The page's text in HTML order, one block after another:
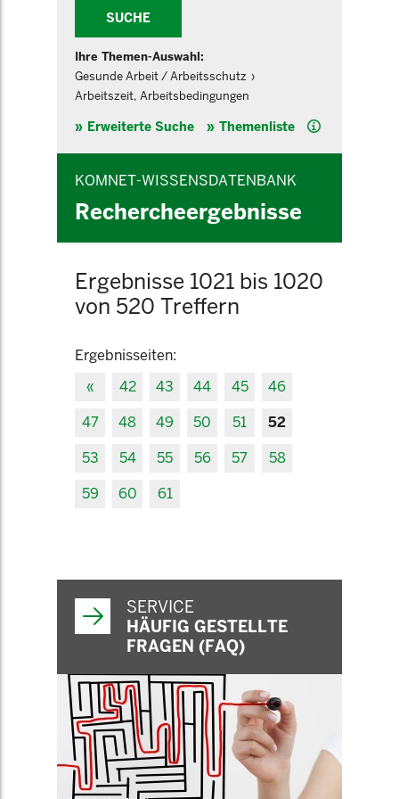
SUCHE
Ihre Themen-Auswahl:
Gesunde Arbeit / Arbeitsschutz
Arbeitszeit, Arbeitsbedingungen
Erweiterte Suche Themenliste Hilfe
KOMNET-WISSENSDATENBANK
Rechercheergebnisse
Ergebnisse 1021 bis 1020
von 520 Treffern
Ergebnisseiten:
«
42 43 44 45
46
47
48 49 50 51
52
53
54 55 56 57
58
59
60 61
SERVICE
HÄUFIG GESTELLTE
FRAGEN (FAQ)